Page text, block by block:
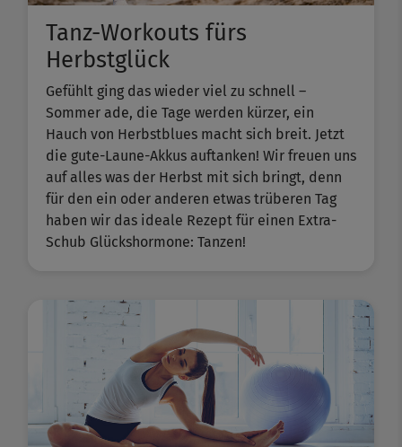
Tanz-Workouts fürs
Herbstglück
Gefühlt ging das wieder viel zu schnell –
Sommer ade, die Tage werden kürzer, ein
Hauch von Herbstblues macht sich breit. Jetzt
die gute-Laune-Akkus auftanken! Wir freuen uns
auf alles was der Herbst mit sich bringt, denn
für den ein oder anderen etwas trüberen Tag
haben wir das ideale Rezept für einen Extra-
Schub Glückshormone: Tanzen!